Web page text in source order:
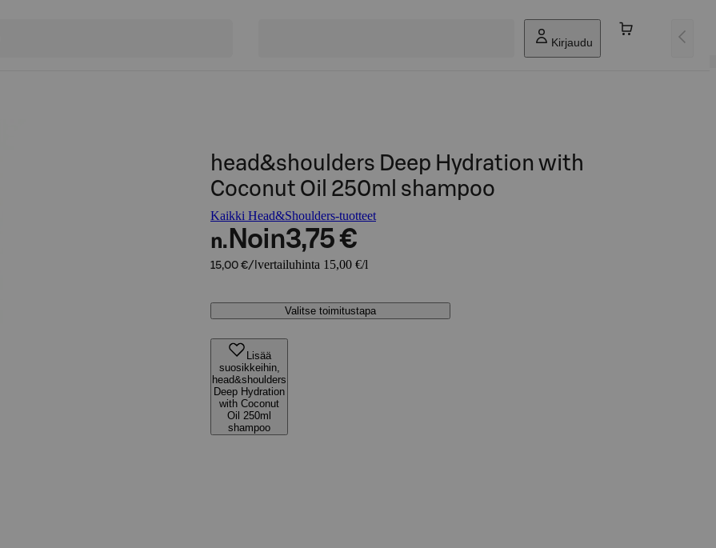
Kirjaudu
head&shoulders Deep Hydration with
Coconut Oil 250ml shampoo
Kaikki Head&Shoulders-tuotteet
n. Noin3,75 €
15,00 €/l vertailuhinta 15,00 €/l
Valitse toimitustapa
Lisää
suosikkeihin,
head&shoulders
Deep Hydration
with Coconut
Oil 250ml
shampoo